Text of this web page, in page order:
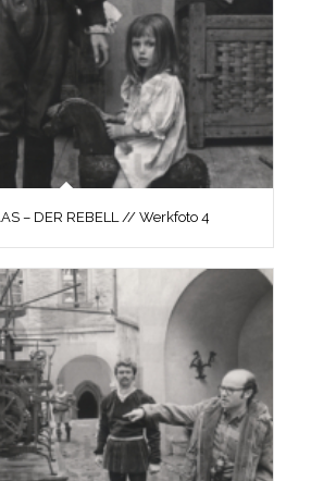
– DER REBELL // Werkfoto 4